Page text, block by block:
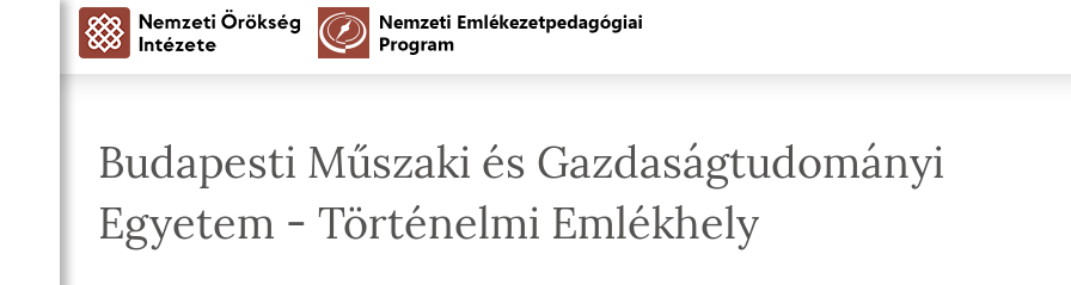
Budapesti Műszaki és Gazdaságtudományi
Egyetem - Történelmi Emlékhely